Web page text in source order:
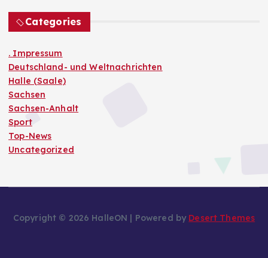
Categories
. Impressum
Deutschland- und Weltnachrichten
Halle (Saale)
Sachsen
Sachsen-Anhalt
Sport
Top-News
Uncategorized
Copyright © 2026 HalleON | Powered by Desert Themes